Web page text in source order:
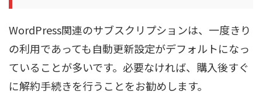
WordPress関連のサブスクリプションは、一度きり
の利用であっても自動更新設定がデフォルトになっ
ていることが多いです。必要なければ、購入後すぐ
に解約手続きを行うことをお勧めします。